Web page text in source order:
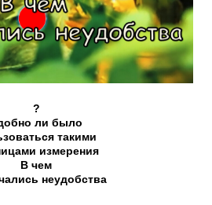
?
ли было
такими
измерения
В чем
неудобства